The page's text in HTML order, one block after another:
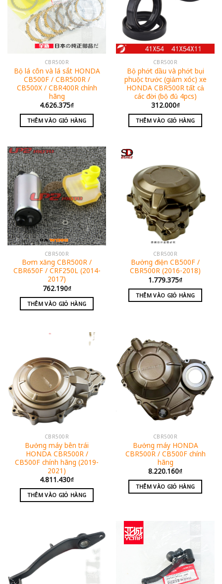
CBR500R
Bộ lá côn và lá sắt HONDA
CB500F / CBR500R /
CB500X / CBR400R chính
hãng
4.626.375₫
THÊM VÀO GIỎ HÀNG
CBR500R
Bộ phớt dầu và phớt bụi
phuộc trước (giảm xóc) xe
HONDA CBR500R tất cả
các đời (bộ đủ 4pcs)
312.000₫
THÊM VÀO GIỎ HÀNG
CBR500R
Bơm xăng CBR500R /
CBR650F / CRF250L (2014-
2017)
762.190₫
THÊM VÀO GIỎ HÀNG
CBR500R
Bưởng điện CB500F /
CBR500R (2016-2018)
1.779.375₫
THÊM VÀO GIỎ HÀNG
CBR500R
Bưởng máy bên trái
HONDA CBR500R /
CB500F chính hãng (2019-
2021)
4.811.430₫
THÊM VÀO GIỎ HÀNG
CBR500R
Bưởng máy HONDA
CBR500R / CB500F chính
hãng
8.220.160₫
THÊM VÀO GIỎ HÀNG